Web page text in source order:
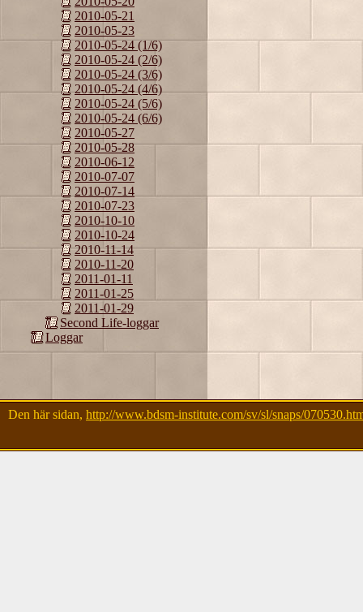
2010-05-21
2010-05-23
2010-05-24 (1/6)
2010-05-24 (2/6)
2010-05-24 (3/6)
2010-05-24 (4/6)
2010-05-24 (5/6)
2010-05-24 (6/6)
2010-05-27
2010-05-28
2010-06-12
2010-07-07
2010-07-14
2010-07-23
2010-10-10
2010-10-24
2010-11-14
2010-11-20
2011-01-11
2011-01-25
2011-01-29
Second Life-loggar
Loggar
Den här sidan, http://www.bdsm-institute.com/sv/sl/snaps/